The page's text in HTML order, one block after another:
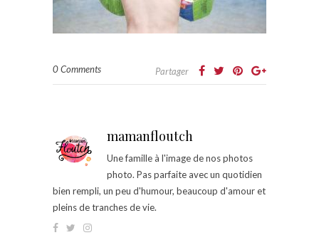
0 Comments Partager
mamanfloutch
Une famille à l'image de nos photos
photo. Pas parfaite avec un quotidien
bien rempli, un peu d'humour, beaucoup d'amour et
pleins de tranches de vie.